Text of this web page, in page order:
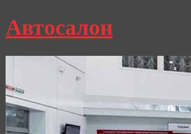
Автосалон